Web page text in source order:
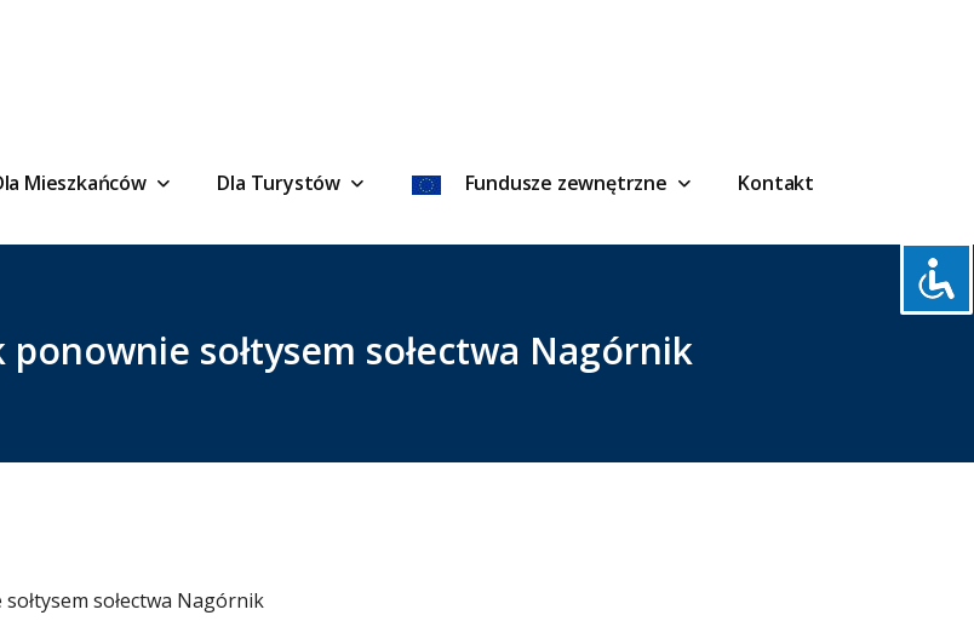
Mieszkańców Dla Turystów Fundusze zewnętrzne Kontakt
ponownie sołtysem sołectwa Nagórnik